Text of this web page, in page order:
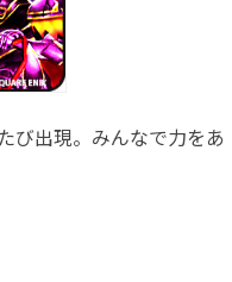
び出現。みんなで力をあ